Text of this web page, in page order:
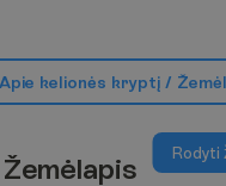
Apie kelionės kryptį / Žemėl
Žemėlapis Rodyti